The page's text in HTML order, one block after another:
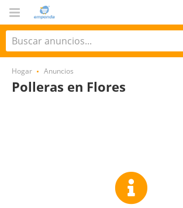
Hogar Anuncios
Polleras en Flores